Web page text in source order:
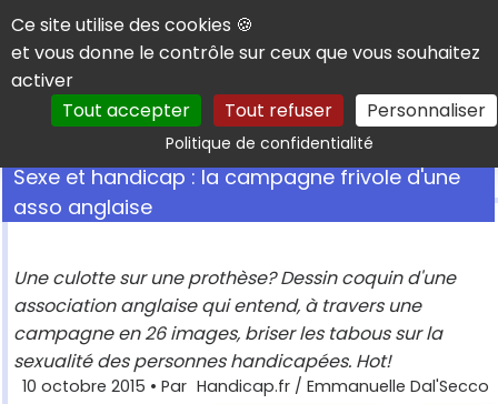
Panneau de gestion des cookies
Ce site utilise des cookies 🍪
et vous donne le contrôle sur ceux que vous souhaitez
activer
Tout accepter
Tout refuser Personnaliser
Politique de confidentialitéRechercher
Sexe et handicap : la campagne frivole d'une
asso anglaise
Une culotte sur une prothèse? Dessin coquin d'une
association anglaise qui entend, à travers une
campagne en 26 images, briser les tabous sur la
sexualité des personnes handicapées. Hot!
10 octobre 2015 • Par Handicap.fr / Emmanuelle Dal'Secco